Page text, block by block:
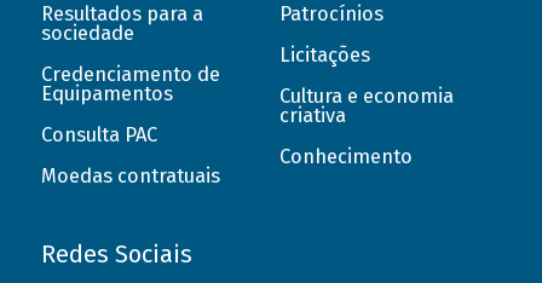
Resultados para a
sociedade
Credenciamento de
Equipamentos
Consulta PAC
Moedas contratuais
Patrocínios
Licitações
Cultura e economia
criativa
Conhecimento
Redes Sociais